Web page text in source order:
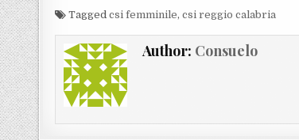
Taggedcsi femminile,csi reggio calabria
Author: Consuelo